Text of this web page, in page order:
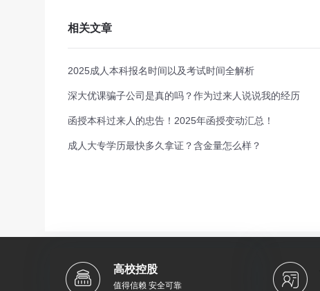
相关文章
2025成人本科报名时间以及考试时间全解析
深大优课骗子公司是真的吗？作为过来人说说我的经历
函授本科过来人的忠告！2025年函授变动汇总！
成人大专学历最快多久拿证？含金量怎么样？
高校控股
值得信赖 安全可靠